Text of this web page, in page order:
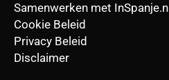
Samenwerken met InSpanje.nl
Cookie Beleid
Privacy Beleid
Disclaimer